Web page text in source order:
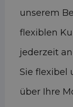
unserem
flexiblen
jederzeit
Sie flexibel
über Ihre